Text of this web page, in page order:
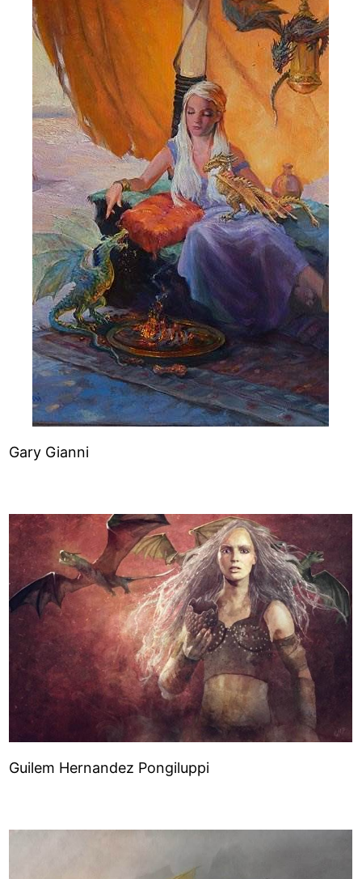
Gary Gianni
Guilem Hernandez Pongiluppi